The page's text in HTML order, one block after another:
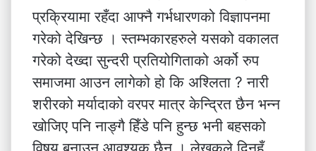
प्रक्रियामा रहँदा आफ्नै गर्भधारणको विज्ञापनमा
गरेको देखिन्छ । स्तम्भकारहरुले यसको वकालत
गरेको देख्दा सुन्दरी प्रतियोगिताको अर्को रुप
समाजमा आउन लागेको हो कि अश्लिता ? नारी
शरीरको मर्यादाको वरपर मात्र केन्द्रित छैन भन्न
खोजिए पनि नाङ्गै हिँडे पनि हुन्छ भनी बहसको